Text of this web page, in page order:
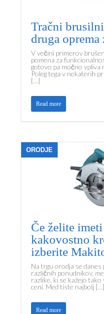
Tračni
druga oprema
V večini primerov
pomena za
gotovo pa močno vpliva
Poleg tega v nekaterih
[…]
Read more
ORODJE
Če želite imeti
kakovostno
izberite
Na trgu orodja se danes
različnih ponudnikov,
razlike, ki se kažejo
ceni. Med tiste najbolj […]
Read more